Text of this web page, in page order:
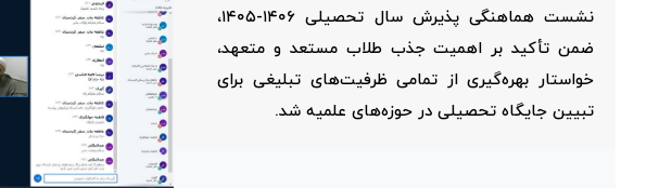
نشست هماهنگی پذیرش سال تحصیلی ۱۴۰۶-۱۴۰۵،
ضمن تأکید بر اهمیت جذب طلاب مستعد و متعهد،
خواستار بهره‌گیری از تمامی ظرفیت‌های تبلیغی برای
تبیین جایگاه تحصیلی در حوزه‌های علمیه شد.